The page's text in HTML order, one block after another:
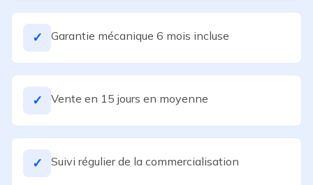
✓ Garantie mécanique 6 mois incluse
✓ Vente en 15 jours en moyenne
✓ Suivi régulier de la commercialisation